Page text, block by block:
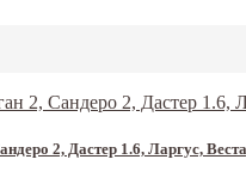
2, Дастер 1.6, Ларгус,